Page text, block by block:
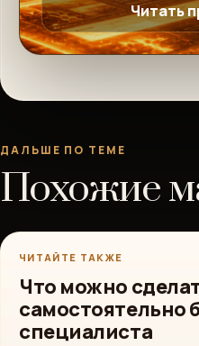
Читать
ДАЛЬШЕ ПО ТЕМЕ
Похожие
ЧИТАЙТЕ ТАКЖЕ
Что можно
самостоятельно
специалиста